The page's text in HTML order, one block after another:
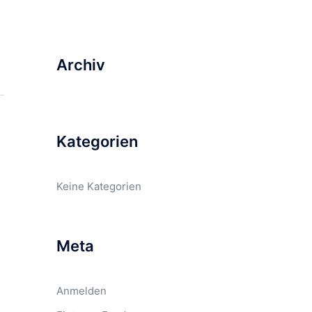
Archiv
Kategorien
Keine Kategorien
Meta
Anmelden